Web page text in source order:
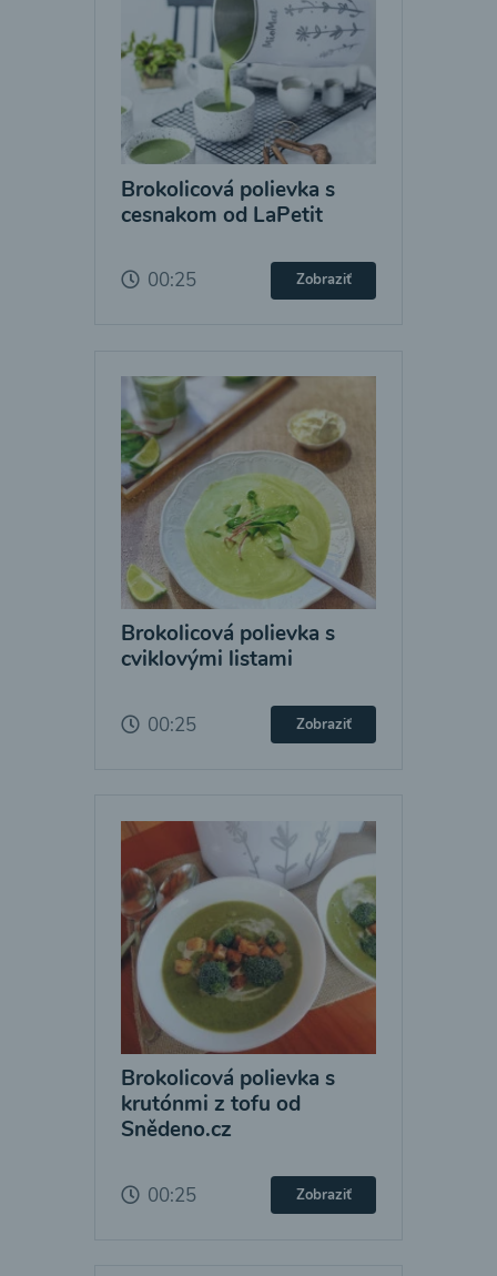
Brokolicová polievka s
cesnakom od LaPetit
00:25 Zobraziť
Brokolicová polievka s
cviklovými listami
00:25 Zobraziť
Brokolicová polievka s
krutónmi z tofu od
Snědeno.cz
00:25 Zobraziť